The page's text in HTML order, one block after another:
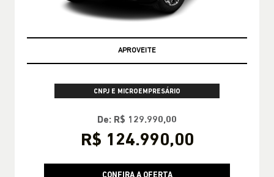
TAXA ZERO
PESSOA FÍSICA
ZERO
CONFIRA A OFERTA
RENEGADE